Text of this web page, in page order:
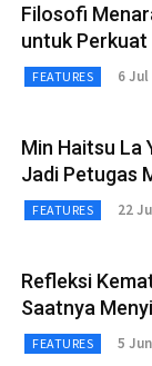
Filosofi
untuk Perkuat
FEATURES 6 Jul
Min Haitsu La
Jadi Petugas
FEATURES 22
Refleksi
Saatnya
FEATURES 5